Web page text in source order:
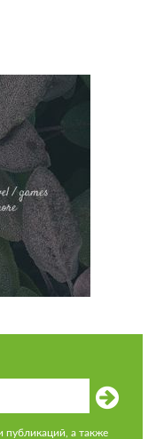
публикаций, а также